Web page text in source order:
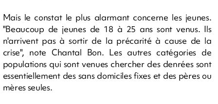
Mais le constat le plus alarmant concerne les jeunes.
"Beaucoup de jeunes de 18 à 25 ans sont venus. Ils
n'arrivent pas à sortir de la précarité à cause de la
crise", note Chantal Bon. Les autres catégories de
populations qui sont venues chercher des denrées sont
essentiellement des sans domiciles fixes et des pères ou
mères seules.